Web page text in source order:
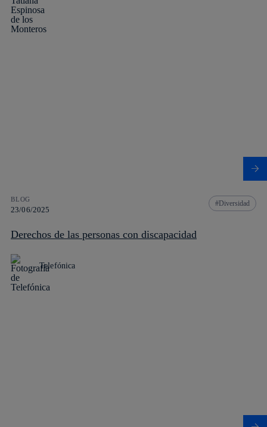
BLOG
23/06/2025
Diversidad
Derechos de las personas con discapacidad
Telefónica